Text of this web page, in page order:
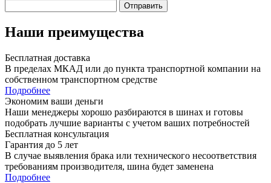
Отправить
Наши преимущества
Бесплатная доставка
В пределах МКАД или до пункта транспортной компании на
собственном транспортном средстве
Подробнее
Экономим ваши деньги
Наши менеджеры хорошо разбираются в шинах и готовы
подобрать лучшие варианты с учетом ваших потребностей
Бесплатная консультация
Гарантия до 5 лет
В случае выявления брака или технического несоответствия
требованиям производителя, шина будет заменена
Подробнее